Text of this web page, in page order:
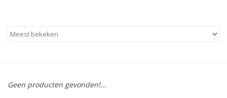
Gedestilleerd
Accessoires
Geen producten gevonden!...